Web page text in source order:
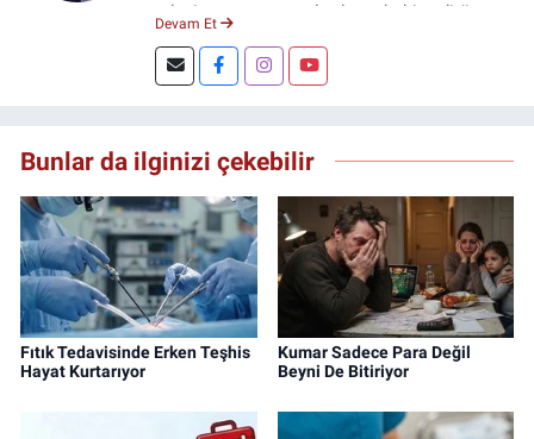
televizyon ve gazetelerde muhabir, editör,
Şuan, www.dogugazetesi.com adlı haber
sitesinin Yazı İşleri Müdürlüğünü yürütmekte.
Devam Et
Bunlar da ilginizi çekebilir
Fıtık Tedavisinde Erken Teşhis
Hayat Kurtarıyor
Kumar Sadece Para Değil
Beyni De Bitiriyor